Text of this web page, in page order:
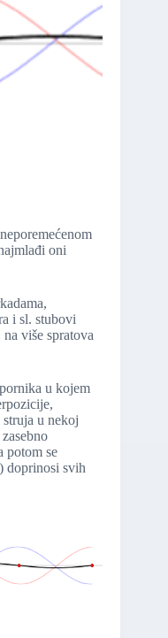
oni
i sl. stubovi
više spratova
u kojem
u nekoj
potom se
doprinosi svih